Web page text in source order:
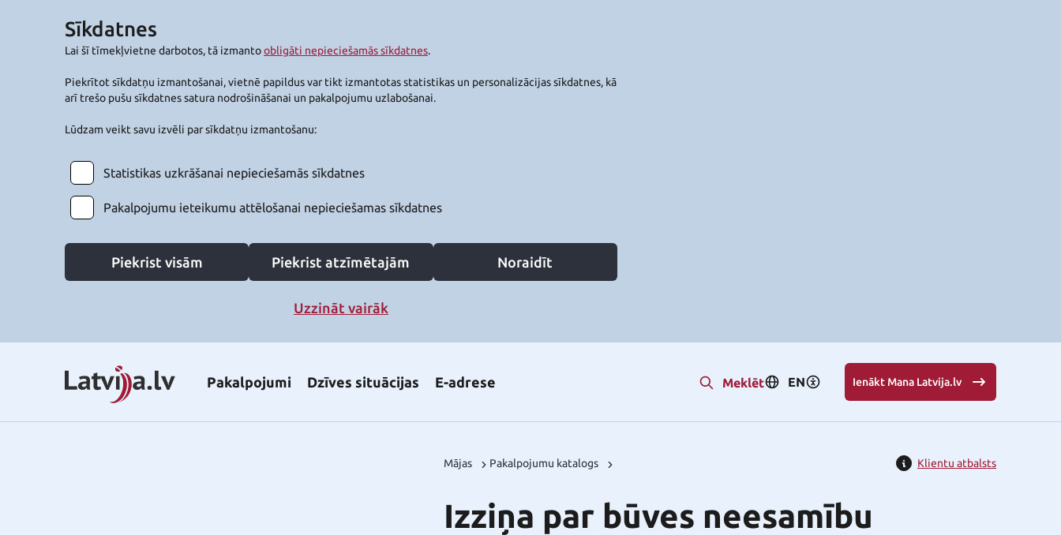
Sīkdatnes
Lai šī tīmekļvietne darbotos, tā izmantoobligāti nepieciešamās sīkdatnes.
Piekrītot sīkdatņu izmantošanai, vietnē papildus var tikt izmantotas statistikas un personalizācijas sīkdatnes, kā
arī trešo pušu sīkdatnes satura nodrošināšanai un pakalpojumu uzlabošanai.
Lūdzam veikt savu izvēli par sīkdatņu izmantošanu:
Statistikas uzkrāšanai nepieciešamās sīkdatnes
Pakalpojumu ieteikumu attēlošanai nepieciešamas sīkdatnes
Piekrist visām Piekrist atzīmētajām Noraidīt
Uzzināt vairāk
Pakalpojumi Dzīves situācijas E-adrese Meklēt EN Ienākt Mana Latvija.lv
Mājas Pakalpojumu katalogs Klientu atbalsts
Izziņa par būves neesamību